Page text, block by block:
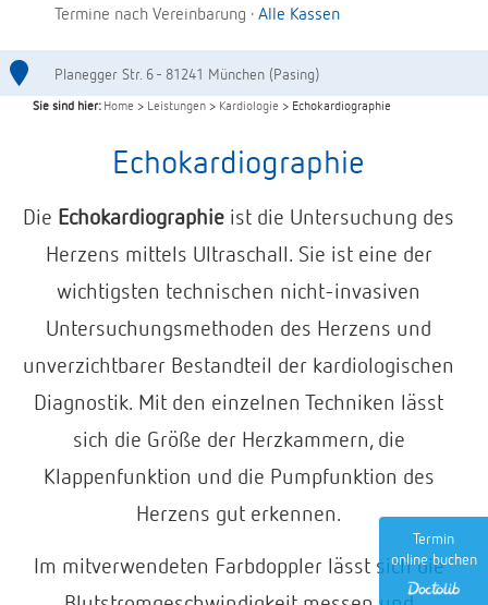
Termin
online buchen
Termine nach Vereinbarung ·Alle Kassen
Planegger Str. 6 - 81241 München (Pasing)
Sie sind hier:Home > Leistungen> Kardiologie > Echokardiographie
Echokardiographie
Die Echokardiographie ist die Untersuchung des
Herzens mittels Ultraschall. Sie ist eine der
wichtigsten technischen nicht-invasiven
Untersuchungsmethoden des Herzens und
unverzichtbarer Bestandteil der kardiologischen
Diagnostik. Mit den einzelnen Techniken lässt
sich die Größe der Herzkammern, die
Klappenfunktion und die Pumpfunktion des
Herzens gut erkennen.
Im mitverwendeten Farbdoppler lässt sich die